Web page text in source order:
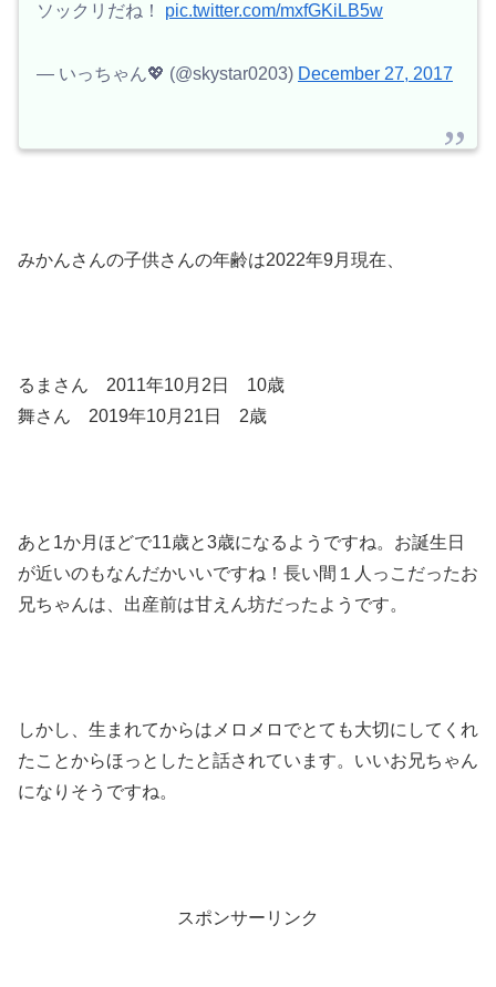
ソックリだね！ pic.twitter.com/mxfGKiLB5w
— いっちゃん💖 (@skystar0203) December 27, 2017
みかんさんの子供さんの年齢は2022年9月現在、
るまさん 2011年10月2日 10歳
舞さん 2019年10月21日 2歳
あと1か月ほどで11歳と3歳になるようですね。お誕生日
が近いのもなんだかいいですね！長い間１人っこだったお
兄ちゃんは、出産前は甘えん坊だったようです。
しかし、生まれてからはメロメロでとても大切にしてくれ
たことからほっとしたと話されています。いいお兄ちゃん
になりそうですね。
スポンサーリンク